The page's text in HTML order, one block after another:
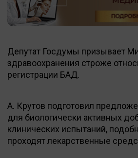
Депутат Госдумы призывает
здравоохранения строже
регистрации БАД.
А. Крутов подготовил
для биологически активных
клинических испытаний,
проходят лекарственные